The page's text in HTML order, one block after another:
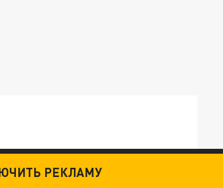
ОХОТЯТСЯ "ЖИВЫЕ ДРОНЫ"
РЕКЛАМУ